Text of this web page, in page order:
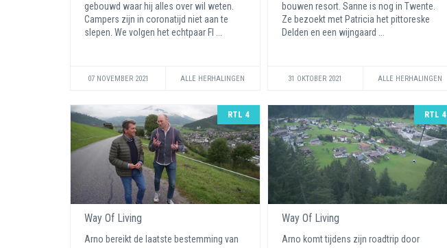
gebouwd waar hij alles over wil weten.
Campers zijn in coronatijd niet aan te
slepen. We volgen het echtpaar Fl ...
07 NOVEMBER 2021 ALLE HERHALINGEN
bouwen resort. Sanne is nog in Twente.
Ze bezoekt met Patricia het pittoreske
Delden en een wijngaard ...
31 OKTOBER 2021 ALLE HERHALINGEN
RTL 4
Way Of Living
Arno bereikt de laatste bestemming van
RTL 4
Way Of Living
Arno komt tijdens zijn roadtrip door